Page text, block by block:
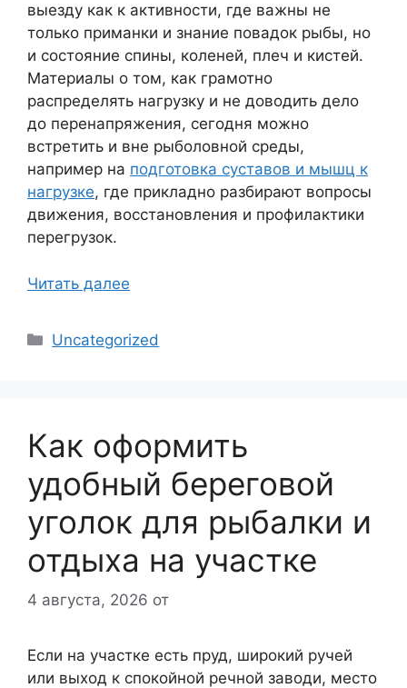
выезду как к активности, где важны не
только приманки и знание повадок рыбы, но
и состояние спины, коленей, плеч и кистей.
Материалы о том, как грамотно
распределять нагрузку и не доводить дело
до перенапряжения, сегодня можно
встретить и вне рыболовной среды,
например на подготовка суставов и мышц к
нагрузке, где прикладно разбирают вопросы
движения, восстановления и профилактики
перегрузок.
Читать далее
Рубрики
Uncategorized
Как оформить
удобный береговой
уголок для рыбалки и
отдыха на участке
4 августа, 2026 от
Если на участке есть пруд, широкий ручей
или выход к спокойной речной заводи, место